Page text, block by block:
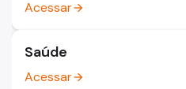
Acessararrow_forward
Saúde
Acessararrow_forward